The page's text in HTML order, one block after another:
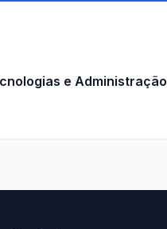
e Administração